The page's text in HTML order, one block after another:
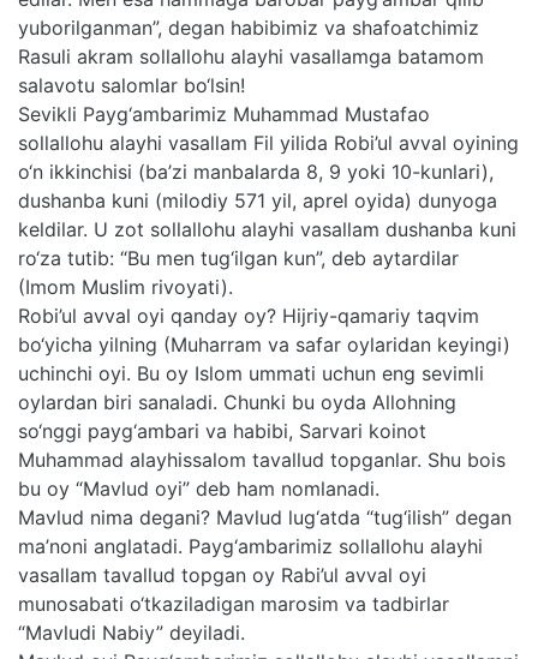
yuborilganman”, degan habibimiz va shafoatchimiz
Rasuli akram sollallohu alayhi vasallamga batamom
salavotu salomlar bo‘lsin!
Sevikli Payg‘ambarimiz Muhammad Mustafao
sollallohu alayhi vasallam Fil yilida Robi’ul avval oyining
o‘n ikkinchisi (ba’zi manbalarda 8, 9 yoki 10-kunlari),
dushanba kuni (milodiy 571 yil, aprel oyida) dunyoga
keldilar. U zot sollallohu alayhi vasallam dushanba kuni
ro‘za tutib: “Bu men tug‘ilgan kun”, deb aytardilar
(Imom Muslim rivoyati).
Robi’ul avval oyi qanday oy? Hijriy-qamariy taqvim
bo‘yicha yilning (Muharram va safar oylaridan keyingi)
uchinchi oyi. Bu oy Islom ummati uchun eng sevimli
oylardan biri sanaladi. Chunki bu oyda Allohning
so‘nggi payg‘ambari va habibi, Sarvari koinot
Muhammad alayhissalom tavallud topganlar. Shu bois
bu oy “Mavlud oyi” deb ham nomlanadi.
Mavlud nima degani? Mavlud lug‘atda “tug‘ilish” degan
ma’noni anglatadi. Payg‘ambarimiz sollallohu alayhi
vasallam tavallud topgan oy Rabi’ul avval oyi
munosabati o‘tkaziladigan marosim va tadbirlar
“Mavludi Nabiy” deyiladi.